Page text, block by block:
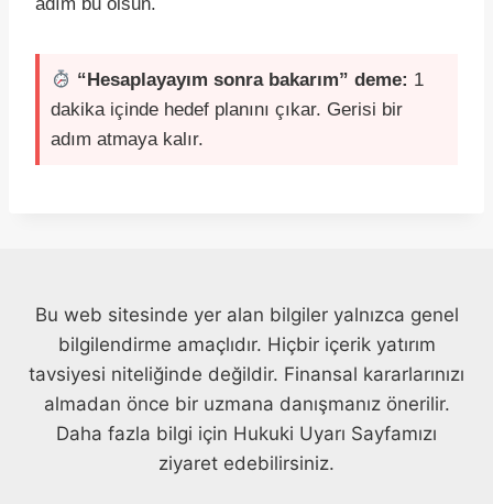
“Hesaplayayım sonra bakarım” deme: 1
dakika içinde hedef planını çıkar. Gerisi bir
adım atmaya kalır.
Bu web sitesinde yer alan bilgiler yalnızca genel
bilgilendirme amaçlıdır. Hiçbir içerik yatırım
tavsiyesi niteliğinde değildir. Finansal kararlarınızı
almadan önce bir uzmana danışmanız önerilir.
Daha fazla bilgi için Hukuki Uyarı Sayfamızı
ziyaret edebilirsiniz.